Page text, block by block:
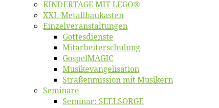
KINDERTAGE MIT LEGO®
XXL-Me­­tal­l­­bau­­kas­­ten
Einzelver­an­stal­tungen
Got­tes­diens­te
Mitarbeiter­schulung
Gos­pel­MA­GIC
Musikevan­ge­li­sa­tion
Straßenmis­sion mit Musikern
Se­mi­na­re
Se­mi­nar: SEELSORGE